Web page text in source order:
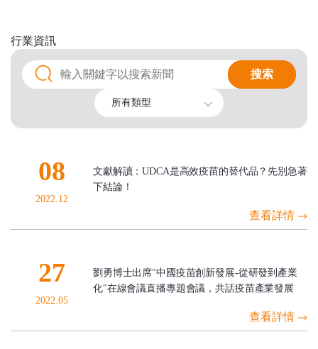
行業資訊
搜索
搜索
所有類型
08
2022.12
文獻解讀：UDCA是高效疫苗的替代品？先別急著
下結論！
查看詳情
27
2022.05
劉勇博士出席"中國疫苗創新發展-從研發到產業
化"在線會議直播專題會議，共話疫苗產業發展
查看詳情